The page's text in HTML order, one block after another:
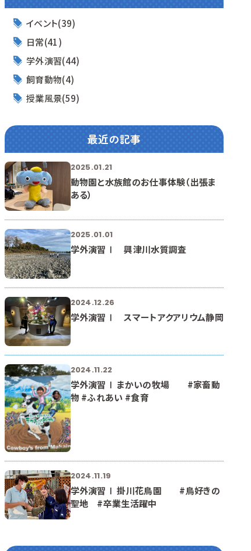
イベント(39)
日常(41)
学外演習(44)
飼育動物(4)
授業風景(59)
最近の記事
2025.01.21
動物園と水族館のお仕事体験（出張ま
ある）
2025.01.01
学外演習Ⅰ 興津川水質調査
2024.12.26
学外演習Ⅰ スマートアクアリウム静岡
2024.11.22
学外演習Ⅰ まかいの牧場 #家畜動
物 #ふれあい #食育
2024.11.19
学外演習Ⅰ 掛川花鳥園 #鳥好きの
聖地 #卒業生活躍中